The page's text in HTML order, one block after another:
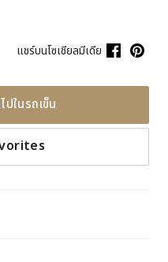
แชร์บนโซเชียลมีเดีย
ปในรถเข็น